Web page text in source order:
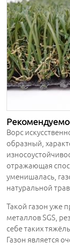
Ворс
образный,
отражающая
уменишалась,
натуральной
Такой газон уже
металлов SGS,
себе таких
Газон является